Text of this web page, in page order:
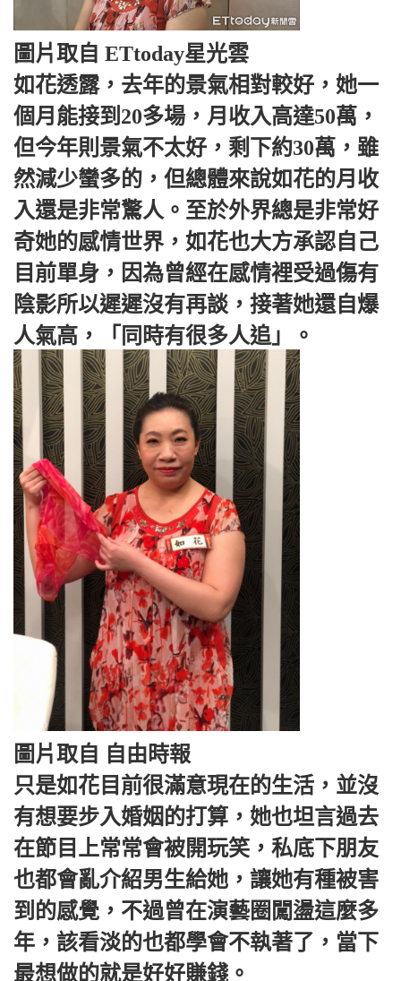
圖片取自 ETtoday星光雲
如花透露，去年的景氣相對較好，她一
個月能接到20多場，月收入高達50萬，
但今年則景氣不太好，剩下約30萬，雖
然減少蠻多的，但總體來說如花的月收
入還是非常驚人。至於外界總是非常好
奇她的感情世界，如花也大方承認自己
目前單身，因為曾經在感情裡受過傷有
陰影所以遲遲沒有再談，接著她還自爆
人氣高，「同時有很多人追」。
圖片取自 自由時報
只是如花目前很滿意現在的生活，並沒
有想要步入婚姻的打算，她也坦言過去
在節目上常常會被開玩笑，私底下朋友
也都會亂介紹男生給她，讓她有種被害
到的感覺，不過曾在演藝圈闖盪這麼多
年，該看淡的也都學會不執著了，當下
最想做的就是好好賺錢。